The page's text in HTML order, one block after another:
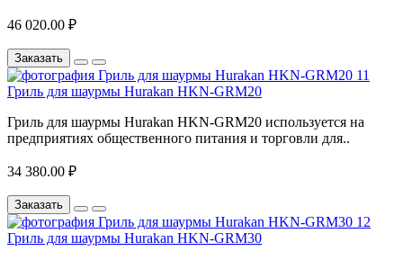
46 020.00 ₽
Заказать
Гриль для шаурмы Hurakan HKN-GRM20
Гриль для шаурмы Hurakan HKN-GRM20 используется на
предприятиях общественного питания и торговли для..
34 380.00 ₽
Заказать
Гриль для шаурмы Hurakan HKN-GRM30